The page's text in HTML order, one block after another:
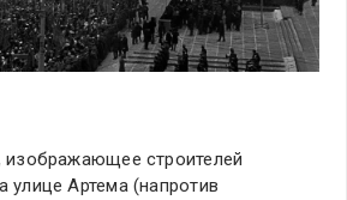
изображающее строителей
Артема (напротив